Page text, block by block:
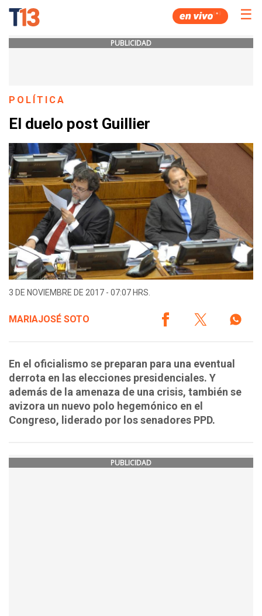
☰
PUBLICIDAD
POLÍTICA
El duelo post Guillier
3 DE NOVIEMBRE DE 2017 - 07:07 HRS.
MARIAJOSÉ SOTO
En el oficialismo se preparan para una eventual
derrota en las elecciones presidenciales. Y
además de la amenaza de una crisis, también se
avizora un nuevo polo hegemónico en el
Congreso, liderado por los senadores PPD.
PUBLICIDAD